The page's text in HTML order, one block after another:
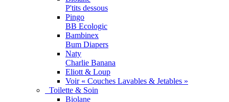
P'tits dessous
Pingo
BB Ecologic
Bambinex
Bum Diapers
Naty
Charlie Banana
Eliott & Loup
Voir « Couches Lavables & Jetables »
Toilette & Soin
Biolane